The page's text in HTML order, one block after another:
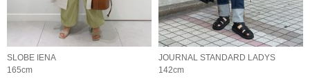
SLOBE IENA
165cm
JOURNAL STANDARD LADYS
142cm